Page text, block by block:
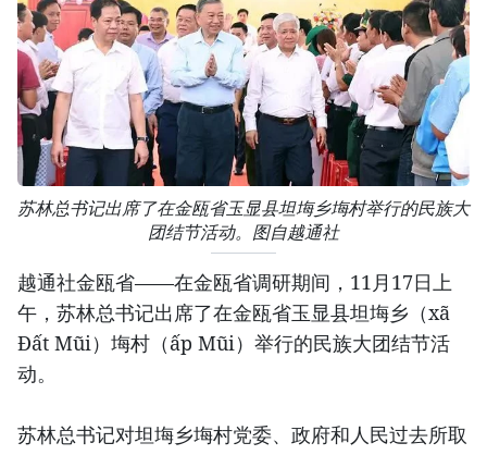
苏林总书记出席了在金瓯省玉显县坦㙁乡㙁村举行的民族大
团结节活动。图自越通社
越通社金瓯省——在金瓯省调研期间，11月17日上
午，苏林总书记出席了在金瓯省玉显县坦㙁乡（xã
Đất Mũi）㙁村（ấp Mũi）举行的民族大团结节活
动。
苏林总书记对坦㙁乡㙁村党委、政府和人民过去所取